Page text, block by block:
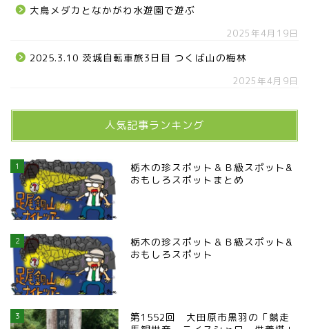
大鳥メダカとなかがわ水遊園で遊ぶ
2025年4月19日
2025.3.10 茨城自転車旅3日目 つくば山の梅林
2025年4月9日
人気記事ランキング
1
栃木の珍スポット＆Ｂ級スポット&
おもしろスポットまとめ
2
栃木の珍スポット＆Ｂ級スポット&
おもしろスポット
3
第1552回 大田原市黒羽の「競走